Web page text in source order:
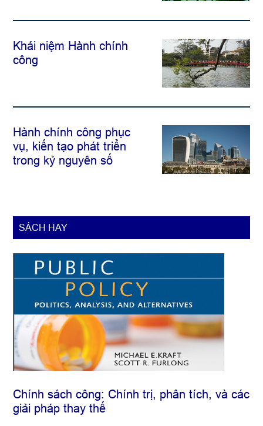
Khái niệm Hành chính
công
Hành chính công phục
vụ, kiến tạo phát triển
trong kỷ nguyên số
SÁCH HAY
Chính sách công: Chính trị, phân tích, và các
giải pháp thay thế